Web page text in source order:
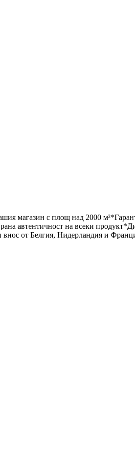
магазин с площ над 2000 м²*
автентичност на всеки продукт*
внос от Белгия, Нидерландия и